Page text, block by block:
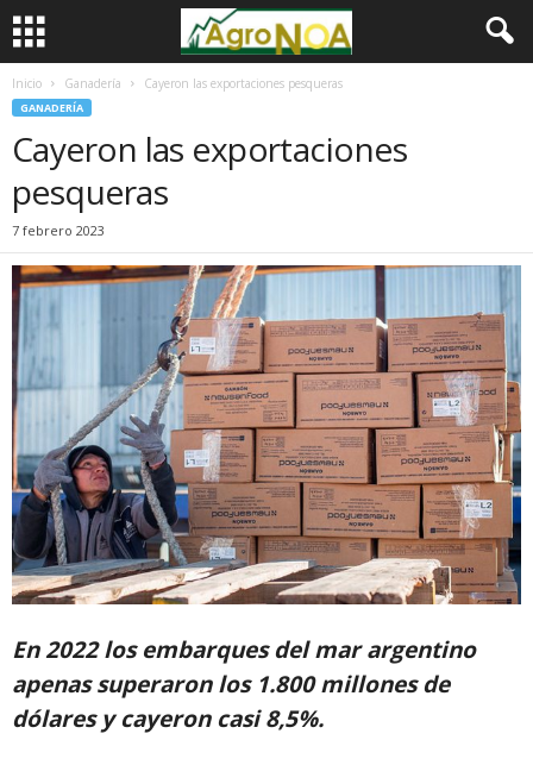
Inicio Ganadería Cayeron las exportaciones pesqueras
GANADERÍA
Cayeron las exportaciones
pesqueras
7 febrero 2023
En 2022 los embarques del mar argentino
apenas superaron los 1.800 millones de
dólares y cayeron casi 8,5%.